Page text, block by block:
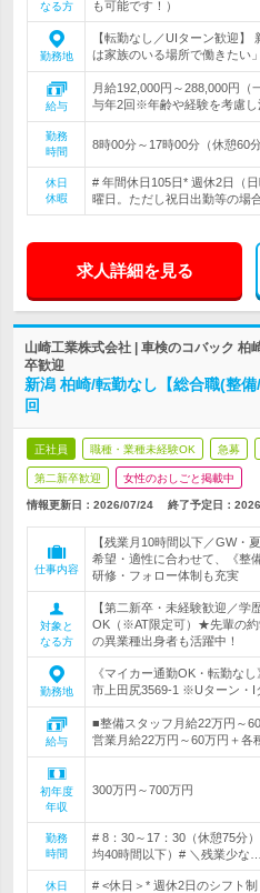
なる方 も可能です！）
勤務地
【転勤なし／UIターン歓迎
は家族のいる場所で働きたい
給与
月給192,000円～288,000円（
与年2回※年齢や経験を考慮し
勤務
時間
8時00分～17時00分（休憩60
休日
休暇
# 年間休日105日* 週休2日（
曜日。ただし祝日出勤等の場
求人詳細を見る
山崎工業株式会社 | 車検のコバック 柏
卒歓迎
新潟 柏崎/転勤なし【総合職(整
回
正社員 職種・業種未経験OK 急募
第二新卒歓迎 女性のおしごと掲載中
情報更新日：2026/07/24 終了予定日：
仕事内容
【残業月10時間以下／GW
希望・適性に合わせて、《整
研修・フォロー体制も充実
対象と
なる方
【第二新卒・未経験歓迎／
OK（※AT限定可）★先輩の約
の異業種出身者も活躍中！
勤務地
《マイカー通勤OK・転勤な
市上田尻3569-1 ※Uターン・I
給与
■整備スタッフ月給22万円～
営業月給22万円～60万円＋各
初年度
年収
300万円～700万円
勤務
時間
# 8：30～17：30（休憩75分
均40時間以下）# ＼残業少な…
休日
# <休日＞* 週休2日のシフト